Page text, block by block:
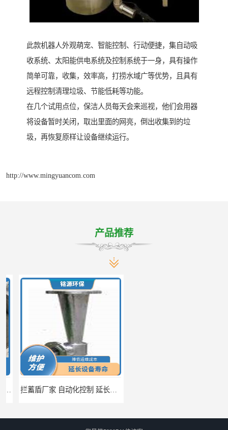
此款机器人外观萌宠、智能控制、行动便捷，集自动吸
收系统、太阳能供电系统及控制系统于一身，具有操作
简单可靠，收集，效率高，打捞水域广等优势，且具有
远程控制清理垃圾、节能低耗等功能。
在几个试用点位，保洁人员每天会来巡视，他们会用器
将设备暂时关闭，取出里面的网亮，倒出收集到的垃
圾，再恢复原样让设备继续运行。
http://www.mingyuancom.com
产品推荐
拦蓄盾厂家 自动化控制 延长其使用寿命